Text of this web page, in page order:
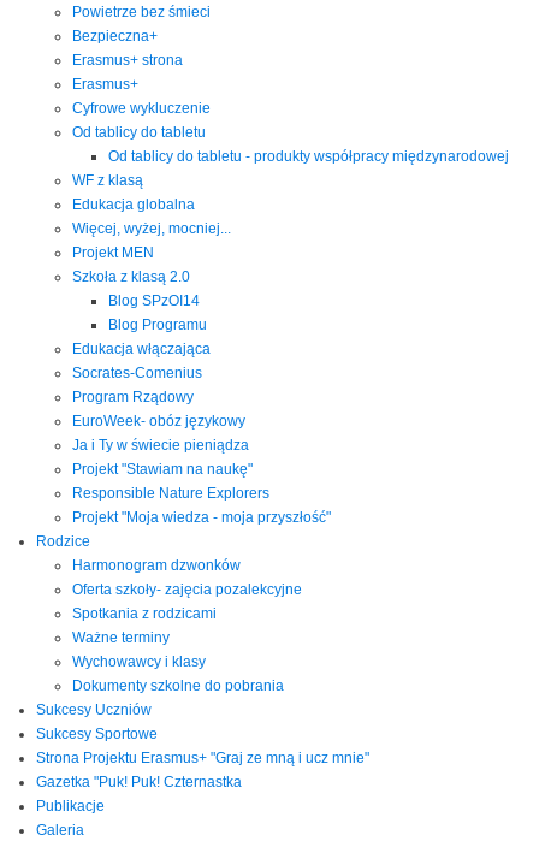
Powietrze bez śmieci
Bezpieczna+
Erasmus+ strona
Erasmus+
Cyfrowe wykluczenie
Od tablicy do tabletu
Od tablicy do tabletu - produkty współpracy międzynarodowej
WF z klasą
Edukacja globalna
Więcej, wyżej, mocniej...
Projekt MEN
Szkoła z klasą 2.0
Blog SPzOI14
Blog Programu
Edukacja włączająca
Socrates-Comenius
Program Rządowy
EuroWeek- obóz językowy
Ja i Ty w świecie pieniądza
Projekt "Stawiam na naukę"
Responsible Nature Explorers
Projekt "Moja wiedza - moja przyszłość"
Rodzice
Harmonogram dzwonków
Oferta szkoły- zajęcia pozalekcyjne
Spotkania z rodzicami
Ważne terminy
Wychowawcy i klasy
Dokumenty szkolne do pobrania
Sukcesy Uczniów
Sukcesy Sportowe
Strona Projektu Erasmus+ "Graj ze mną i ucz mnie"
Gazetka "Puk! Puk! Czternastka
Publikacje
Galeria